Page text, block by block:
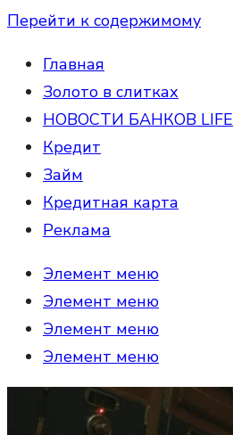
Перейти к содержимому
Главная
Золото в слитках
НОВОСТИ БАНКОВ LIFE
Кредит
Займ
Кредитная карта
Реклама
Элемент меню
Элемент меню
Элемент меню
Элемент меню